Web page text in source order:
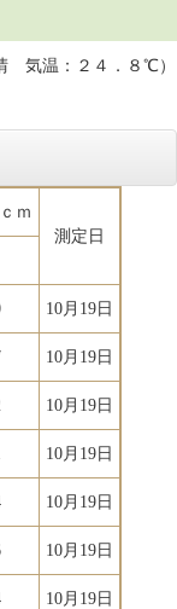
気温：２４．８℃）
ｍ
測定日
10月19日
10月19日
10月19日
10月19日
10月19日
10月19日
10月19日